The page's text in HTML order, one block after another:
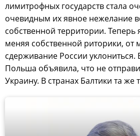
лимитрофных государств стала
очевидным их явное нежелание
собственной территории.
меняя собственной риторики, от
сдерживание России
Польша объявила, что не
Украину. В странах Балтики та же